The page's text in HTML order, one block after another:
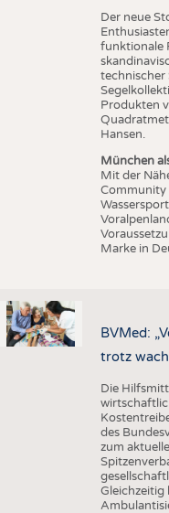
Der neue
funktionale
technischer
Produkten
Hansen.
München
Mit der
Community
Marke in
BVMed:
trotz
Die
des
zum
Gleichzeitig